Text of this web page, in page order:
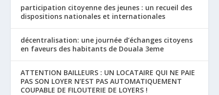
participation citoyenne des jeunes : un recueil des
dispositions nationales et internationales
décentralisation: une journée d’échanges citoyens
en faveurs des habitants de Douala 3eme
ATTENTION BAILLEURS : UN LOCATAIRE QUI NE PAIE
PAS SON LOYER N’EST PAS AUTOMATIQUEMENT
COUPABLE DE FILOUTERIE DE LOYERS !